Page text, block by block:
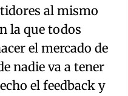
al mismo
la que todos
el mercado de
nadie va a tener
el feedback y